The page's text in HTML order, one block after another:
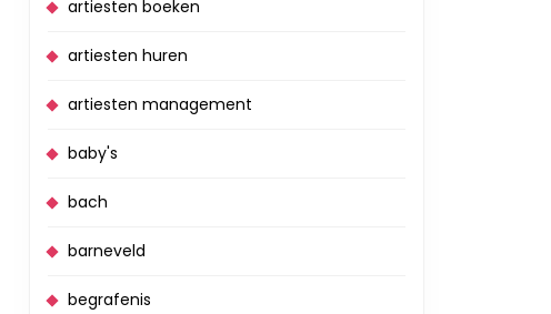
artiesten boeken
artiesten huren
artiesten management
baby's
bach
barneveld
begrafenis